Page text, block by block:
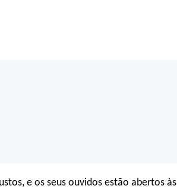
e os seus ouvidos estão abertos às